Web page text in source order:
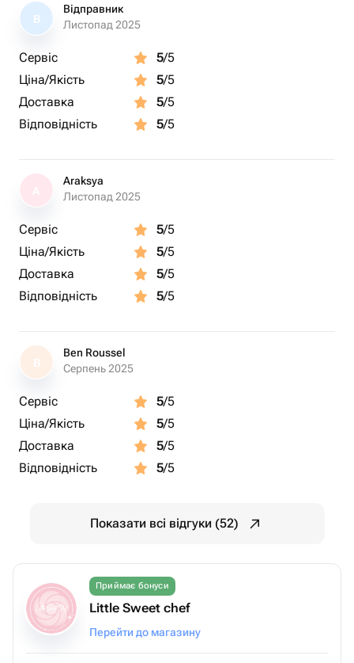
В
Відправник
Листопад 2025
Сервіс 5/5
Ціна/Якість
5/5
Доставка
5/5
Відповідність
5/5
Araksya
Листопад 2025
Сервіс 5/5
Ціна/Якість
5/5
Доставка
5/5
Відповідність
5/5
B
Ben Roussel
Серпень 2025
Сервіс 5/5
Ціна/Якість
5/5
Доставка
5/5
Відповідність
5/5
Показати всі відгуки (52)
Приймає бонуси
Little Sweet chef
Перейти до магазину